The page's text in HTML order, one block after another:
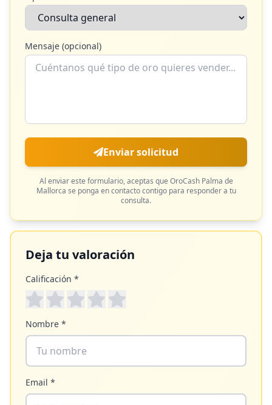
Mensaje (opcional)
Enviar solicitud
Al enviar este formulario, aceptas que OroCash Palma de
Mallorca se ponga en contacto contigo para responder a tu
consulta.
Deja tu valoración
Calificación *
Nombre *
Email *